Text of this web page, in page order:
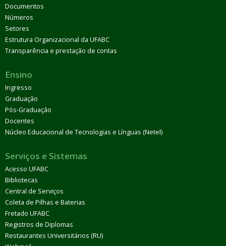
Documentos
Números
Setores
Estrutura Organizacional da UFABC
Transparência e prestação de contas
Ensino
Ingresso
Graduação
Pós-Graduação
Docentes
Núcleo Educacional de Tecnologias e Línguas (Netel)
Serviços e Sistemas
Acesso UFABC
Bibliotecas
Central de Serviços
Coleta de Pilhas e Baterias
Fretado UFABC
Registros de Diplomas
Restaurantes Universitários (RU)